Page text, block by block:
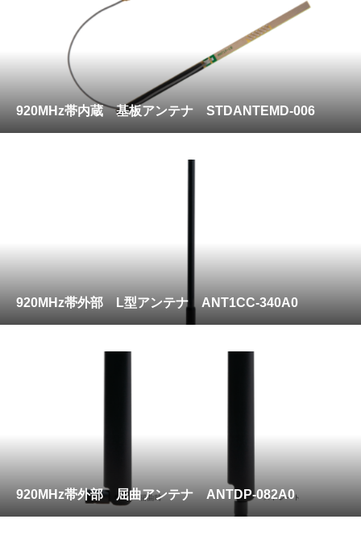
920MHz帯内蔵 基板アンテナ STDANTEMD-006
920MHz帯外部 L型アンテナ ANT1CC-340A0
920MHz帯外部 屈曲アンテナ ANTDP-082A0